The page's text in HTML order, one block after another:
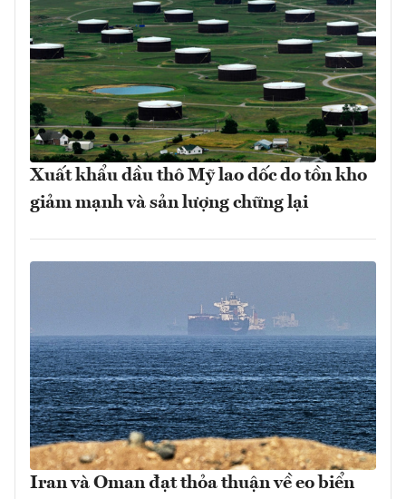
Xuất khẩu dầu thô Mỹ lao dốc do tồn kho
giảm mạnh và sản lượng chững lại
Iran và Oman đạt thỏa thuận về eo biển